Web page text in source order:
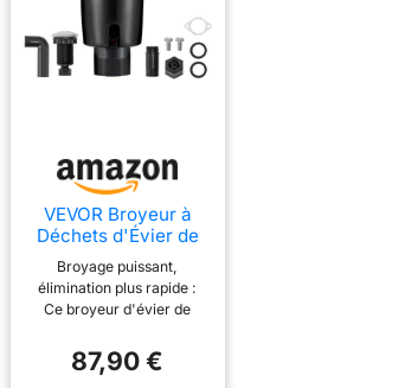
VEVOR Broyeur à
Déchets d'Évier de
Cuisine, 3/4 CV,
Système Broyage
Déchets
Alimentaires,
Boulons, 3600
Broyage puissant,
élimination plus rapide :
Ce broyeur d'évier de
moteur à courant continu
de 3/4 CV avec une
87,90 €